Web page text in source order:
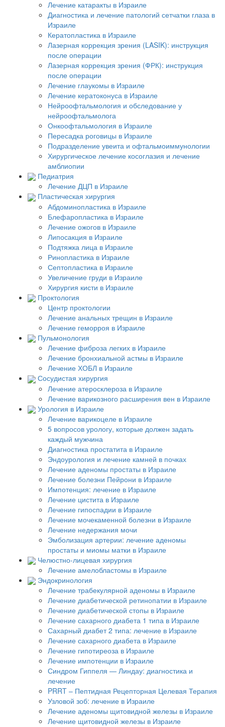
Лечение катаракты в Израиле
Диагностика и лечение патологий сетчатки глаза в
Израиле
Кератопластика в Израиле
Лазерная коррекция зрения (LASIK): инструкция
после операции
Лазерная коррекция зрения (ФРК): инструкция
после операции
Лечение глаукомы в Израиле
Лечение кератоконуса в Израиле
Нейроофтальмология и обследование у
нейроофтальмолога
Онкоофтальмология в Израиле
Пересадка роговицы в Израиле
Подразделение увеита и офтальмоиммунологии
Хирургическое лечение косоглазия и лечение
амблиопии
Педиатрия
Лечение ДЦП в Израиле
Пластическая хирургия
Абдоминопластика в Израиле
Блефаропластика в Израиле
Лечение ожогов в Израиле
Липосакция в Израиле
Подтяжка лица в Израиле
Ринопластика в Израиле
Септопластика в Израиле
Увеличение груди в Израиле
Хирургия кисти в Израиле
Проктология
Центр проктологии
Лечение анальных трещин в Израиле
Лечение геморроя в Израиле
Пульмонология
Лечение фиброза легких в Израиле
Лечение бронхиальной астмы в Израиле
Лечение ХОБЛ в Израиле
Сосудистая хирургия
Лечение атеросклероза в Израиле
Лечение варикозного расширения вен в Израиле
Урология в Израиле
Лечение варикоцеле в Израиле
5 вопросов урологу, которые должен задать
каждый мужчина
Диагностика простатита в Израиле
Эндоурология и лечение камней в почках
Лечение аденомы простаты в Израиле
Лечение болезни Пейрони в Израиле
Импотенция: лечение в Израиле
Лечение цистита в Израиле
Лечение гипоспадии в Израиле
Лечение мочекаменной болезни в Израиле
Лечение недержания мочи
Эмболизация артерии: лечение аденомы
простаты и миомы матки в Израиле
Челюстно-лицевая хирургия
Лечение амелобластомы в Израиле
Эндокринология
Лечение трабекулярной аденомы в Израиле
Лечение диабетической ретинопатии в Израиле
Лечение диабетической стопы в Израиле
Лечение сахарного диабета 1 типа в Израиле
Сахарный диабет 2 типа: лечение в Израиле
Лечение сахарного диабета в Израиле
Лечение гипотиреоза в Израиле
Лечение импотенции в Израиле
Синдром Гиппеля — Линдау: диагностика и
лечение
PRRT – Пептидная Рецепторная Целевая Терапия
Узловой зоб: лечение в Израиле
Лечение аденомы щитовидной железы в Израиле
Лечение щитовидной железы в Израиле